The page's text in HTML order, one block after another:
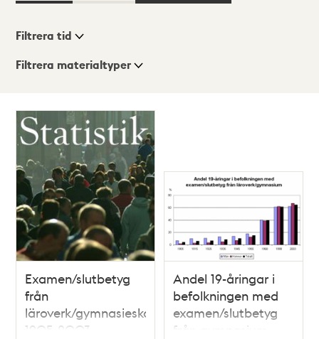
Visningsläge
ListaKarta
Filtrera tid
Filtrera materialtyper
träffar
Examen/slutbetyg
från
läroverk/gymnasieskolan
1905-2003
Andel 19-åringar i
befolkningen med
examen/slutbetyg
från gymnasium